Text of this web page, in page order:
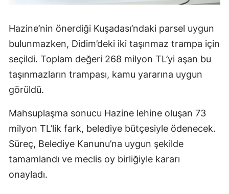
Hazine’nin önerdiği Kuşadası’ndaki parsel uygun
bulunmazken, Didim’deki iki taşınmaz trampa için
seçildi. Toplam değeri 268 milyon TL’yi aşan bu
taşınmazların trampası, kamu yararına uygun
görüldü.
Mahsuplaşma sonucu Hazine lehine oluşan 73
milyon TL’lik fark, belediye bütçesiyle ödenecek.
Süreç, Belediye Kanunu’na uygun şekilde
tamamlandı ve meclis oy birliğiyle kararı
onayladı.